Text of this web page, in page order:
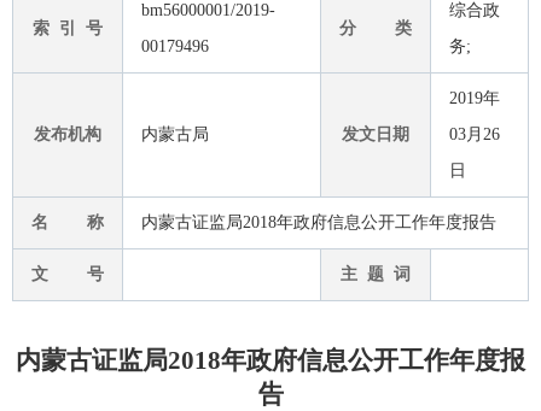
索 引 号
bm56000001/2019-
00179496
分 类
综合政
务;
发布机构 内蒙古局 发文日期
2019年
03月26
日
名 称 内蒙古证监局2018年政府信息公开工作年度报告
文 号 主 题 词
内蒙古证监局2018年政府信息公开工作年度报
告